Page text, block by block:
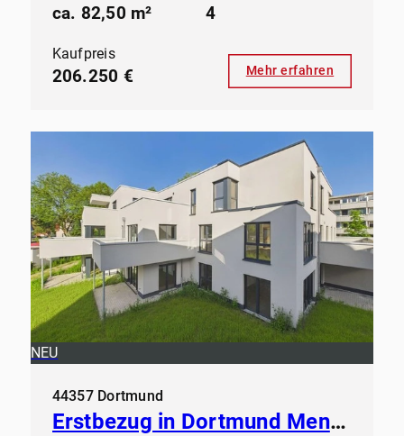
ca. 82,50 m² 4
Kaufpreis
206.250 € Mehr erfahren
NEU
44357 Dortmund
Erstbezug in Dortmund Mengede - Modernes Wohnen ab sofort